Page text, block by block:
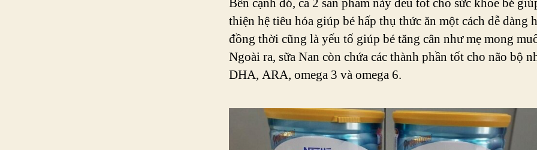
Bên cạnh đó, cả 2 sản phẩm này đều tốt cho sức khỏe bé
thiện hệ tiêu hóa giúp bé hấp thụ thức ăn một cách dễ dàng
đồng thời cũng là yếu tố giúp bé tăng cân như mẹ mong
Ngoài ra, sữa Nan còn chứa các thành phần tốt cho não bộ
DHA, ARA, omega 3 và omega 6.